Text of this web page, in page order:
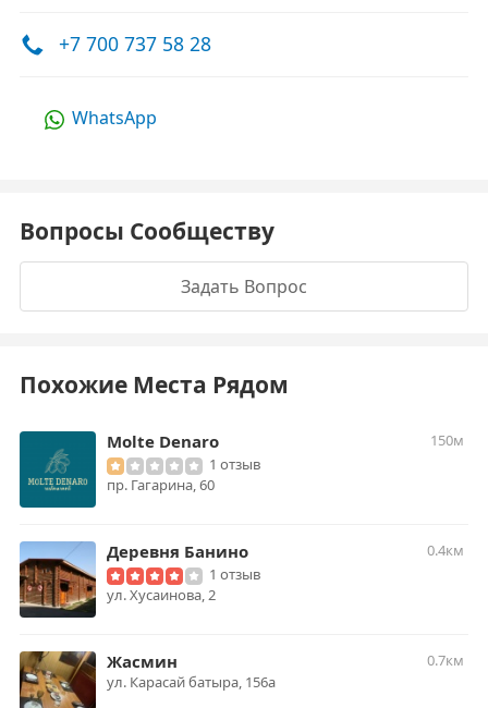
+7 700 737 58 28
WhatsApp
Вопросы Сообществу
Задать Вопрос
Похожие Места Рядом
Molte Denaro
150м
1 отзыв
пр. Гагарина, 60
Деревня Банино
0.4км
1 отзыв
ул. Хусаинова, 2
Жасмин
0.7км
ул. Карасай батыра, 156а